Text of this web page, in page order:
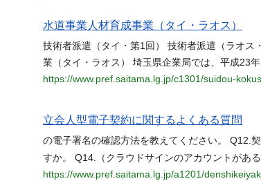
水道事業人材育成事業（タイ・ラオス）
技術者派遣（タイ・第1回） 技術者派遣（ラオス
業（タイ・ラオス） 埼玉県企業局では、平成23
https://www.pref.saitama.lg.jp/c1301/suidou-
立会人型電子契約に関するよくある質問
の電子署名の確認方法を教えてください。 Q12.
すか。 Q14.（クラウドサインのアカウントがある
https://www.pref.saitama.lg.jp/a1201/